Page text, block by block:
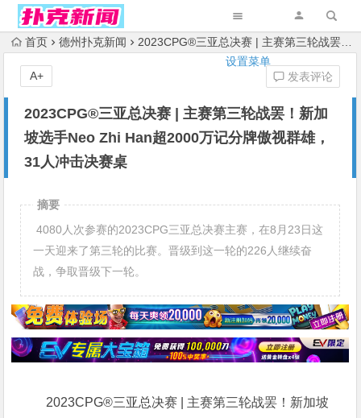
设置菜单
首页 德州扑克新闻 2023CPG®三亚总决赛 | 主赛第三轮战罢！新加坡选手Neo Zhi Han超2000万记分牌傲视群雄，31人冲击决赛桌
2023CPG®三亚总决赛 | 主赛第三轮战罢！新加
坡选手Neo Zhi Han超2000万记分牌傲视群雄，
31人冲击决赛桌
发表评论
A+
摘要
4080人次参赛的2023CPG三亚总决赛主赛，在8月23日这
一天迎来了第三轮的比赛。晋级到这一轮的226人继续奋
战，争取晋级下一轮。
2023CPG®三亚总决赛 | 主赛第三轮战罢！新加坡